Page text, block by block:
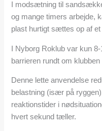
I modsætning til
og mange timers arbejde,
plast hurtigt sættes op af et
I Nyborg Roklub var kun
barrieren rundt om klubben
Denne lette anvendelse
belastning (især på
reaktionstider i
hvert sekund tæller.